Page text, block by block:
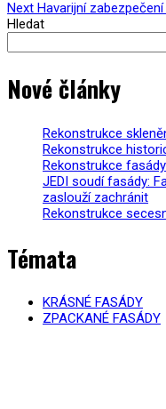
pro
příspěvek
post:
Next Next
post:
Havarijní
Hledat
Nové články
Rekonstrukce
Rekonstrukce
Rekonstrukce
JEDI soudí fasády:
zaslouží zachránit
Rekonstrukce
Témata
KRÁSNÉ FASÁDY
ZPACKANÉ FASÁDY